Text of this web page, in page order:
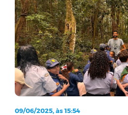
09/06/2025, às 15:54